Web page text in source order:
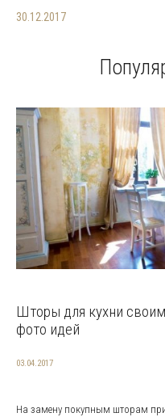
30.12.2017
Шторы для кухни
фото идей
03.04.2017
На замену покупным шторам